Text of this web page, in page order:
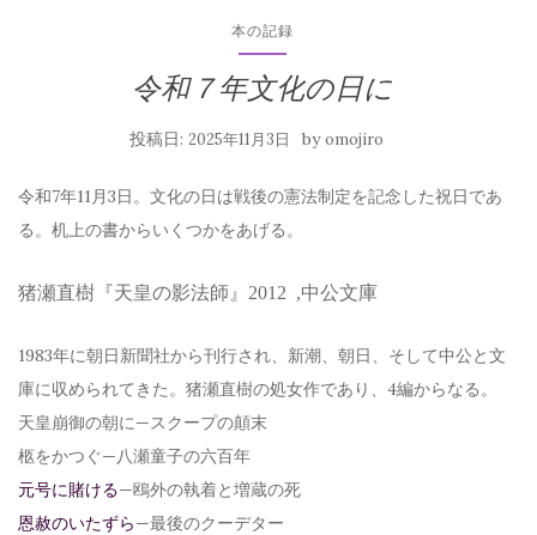
本の記録
令和７年文化の日に
投稿日: 2025年11月3日 byomojiro
令和7年11月3日。文化の日は戦後の憲法制定を記念した祝日であ
る。机上の書からいくつかをあげる。
猪瀬直樹『天皇の影法師』2012 ,中公文庫
1983年に朝日新聞社から刊行され、新潮、朝日、そして中公と文
庫に収められてきた。猪瀬直樹の処女作であり、4編からなる。
天皇崩御の朝に—スクープの顛末
柩をかつぐ—八瀬童子の六百年
元号に賭ける—鴎外の執着と増蔵の死
恩赦のいたずら—最後のクーデター